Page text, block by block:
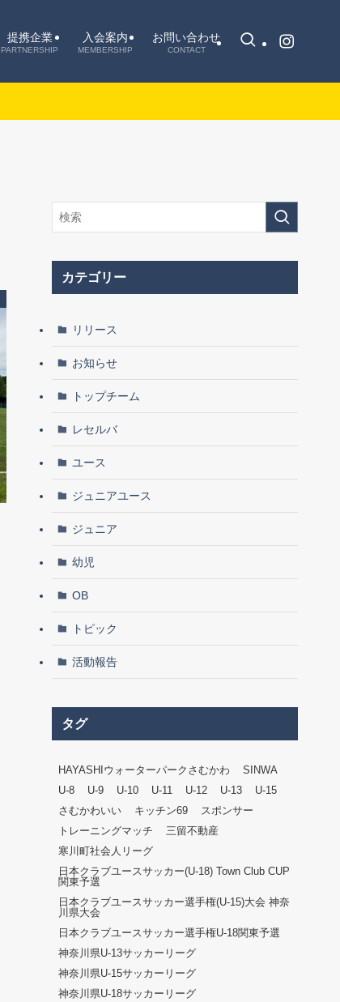
提携企業
PARTNERSHIP
入会案内
MEMBERSHIP
お問い合わせ
CONTACT
カテゴリー
リリース
お知らせ
トップチーム
レセルバ
ユース
ジュニアユース
ジュニア
幼児
OB
トピック
活動報告
タグ
HAYASHIウォーターパークさむかわ
SINWA
U-8
U-9 U-10 U-11 U-12 U-13
U-15
さむかわいい
キッチン69
スポンサー
トレーニングマッチ
三留不動産
寒川町社会人リーグ
日本クラブユースサッカー(U-18) Town Club CUP
関東予選
日本クラブユースサッカー選手権(U-15)大会 神奈
川県大会
日本クラブユースサッカー選手権U-18関東予選
神奈川県U-13サッカーリーグ
神奈川県U-15サッカーリーグ
神奈川県U-18サッカーリーグ